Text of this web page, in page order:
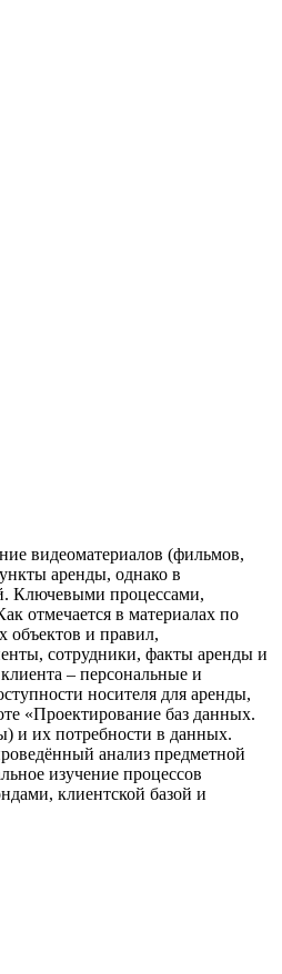
видеоматериалов (фильмов,
аренды, однако в
Ключевыми процессами,
отмечается в материалах по
объектов и правил,
сотрудники, факты аренды и
– персональные и
носителя для аренды,
«Проектирование баз данных.
и их потребности в данных.
анализ предметной
изучение процессов
клиентской базой и